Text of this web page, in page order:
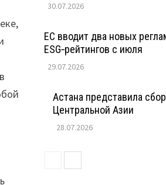
30.07.2026
ЕС вводит два новых
ESG‑рейтингов с июля
29.07.2026
Астана представила
Центральной Азии
28.07.2026